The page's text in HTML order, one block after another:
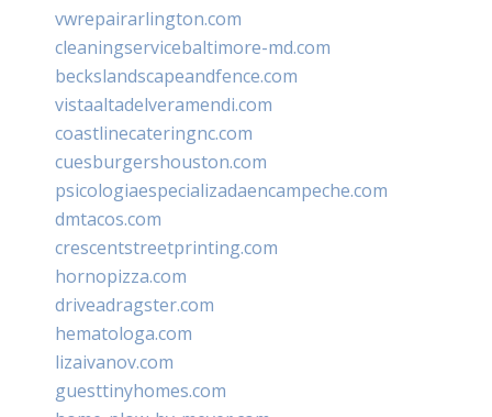
vwrepairarlington.com
cleaningservicebaltimore-md.com
beckslandscapeandfence.com
vistaaltadelveramendi.com
coastlinecateringnc.com
cuesburgershouston.com
psicologiaespecializadaencampeche.com
dmtacos.com
crescentstreetprinting.com
hornopizza.com
driveadragster.com
hematologa.com
lizaivanov.com
guesttinyhomes.com